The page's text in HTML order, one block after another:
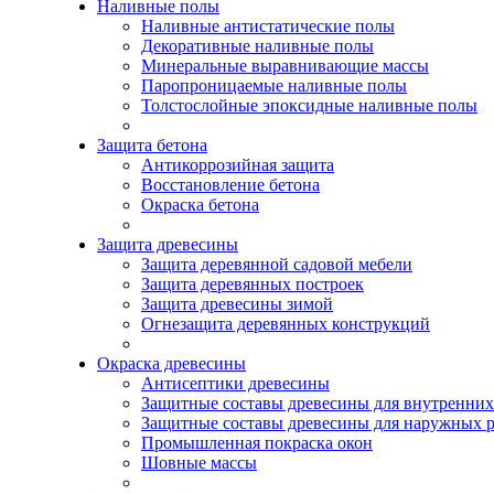
Наливные полы
Наливные антистатические полы
Декоративные наливные полы
Минеральные выравнивающие массы
Паропроницаемые наливные полы
Толстослойные эпоксидные наливные полы
Защита бетона
Антикоррозийная защита
Восстановление бетона
Окраска бетона
Защита древесины
Защита деревянной садовой мебели
Защита деревянных построек
Защита древесины зимой
Огнезащита деревянных конструкций
Окраска древесины
Антисептики древесины
Защитные составы древесины для
Защитные составы древесины для наружных
Промышленная покраска окон
Шовные массы